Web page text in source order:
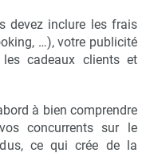
devez inclure les frais
…), votre publicité
cadeaux clients et
à bien comprendre
concurrents sur le
ce qui crée de la